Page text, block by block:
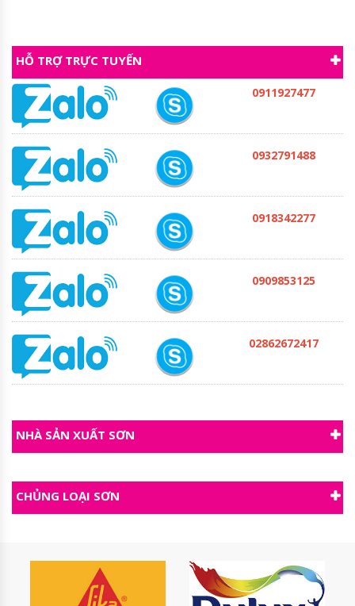
HỖ TRỢ TRỰC TUYẾN
0911927477
0932791488
0918342277
0909853125
02862672417
NHÀ SẢN XUẤT SƠN
CHỦNG LOẠI SƠN